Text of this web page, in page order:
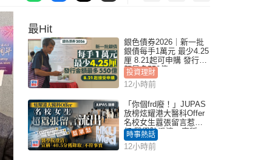
最Hit
銀色債券2026｜新一批
銀債每手1萬元 最少4.25
厘 8.21起可申購 發行金
額最多550億
投資理財
12小時前
「你個frd廢！」JUPAS
放榜炫耀港大醫科Offer
名校女生囂張留言惹眾
怒 醫學院澄清：宣稱
「40.5分獲錄取」不符事
實｜Juicy叮
時事熱話
12小時前